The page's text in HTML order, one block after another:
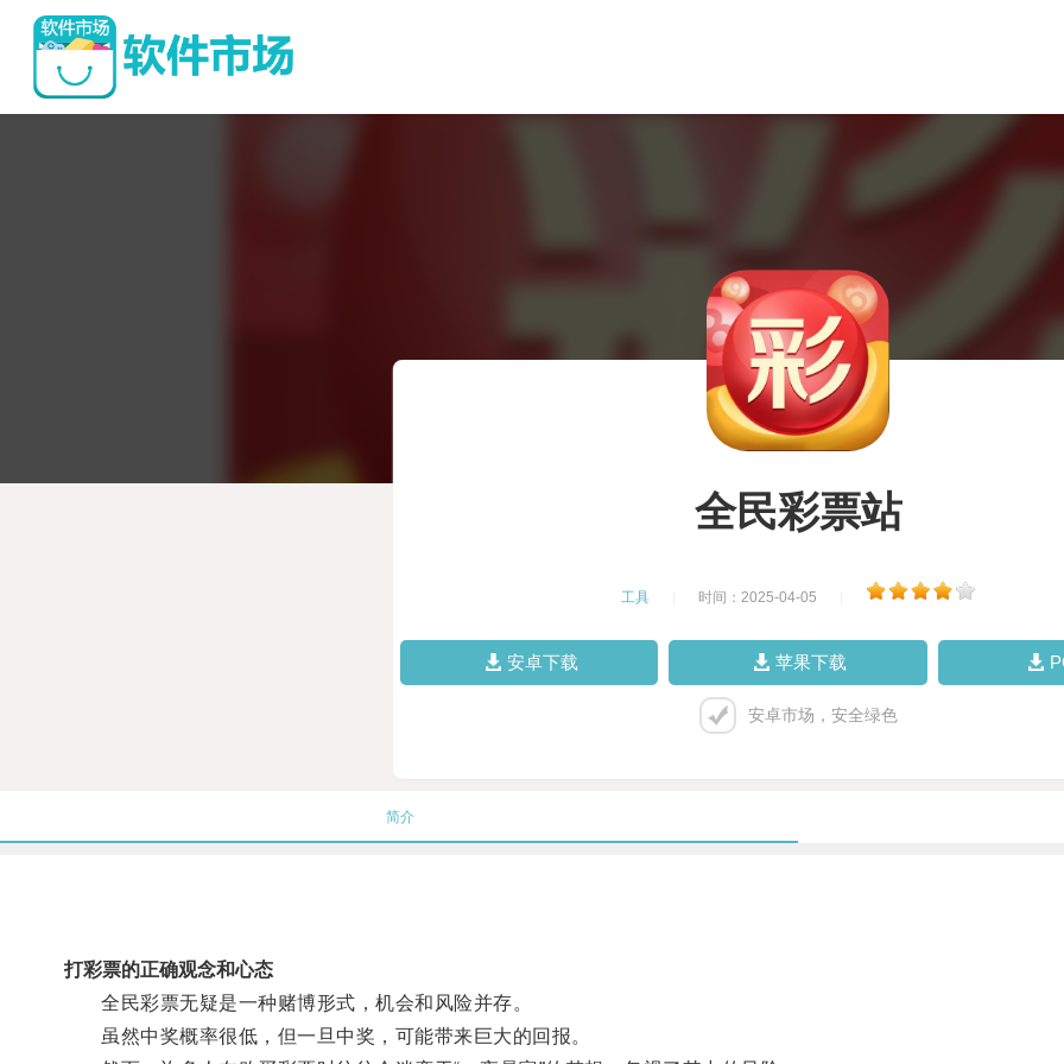
全民彩票站
工具 时间：2025-04-05
安卓下载 苹果下载
安卓市场，安全绿色
简介
打彩票的正确观念和心态
全民彩票无疑是一种赌博形式，机会和风险并存。
虽然中奖概率很低，但一旦中奖，可能带来巨大的回报。